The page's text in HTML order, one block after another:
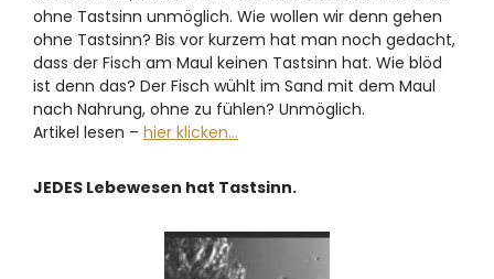
ohne Tastsinn unmöglich. Wie wollen wir denn gehen
ohne Tastsinn? Bis vor kurzem hat man noch gedacht,
dass der Fisch am Maul keinen Tastsinn hat. Wie blöd
ist denn das? Der Fisch wühlt im Sand mit dem Maul
nach Nahrung, ohne zu fühlen? Unmöglich.
Artikel lesen – hier klicken…
JEDES Lebewesen hat Tastsinn.